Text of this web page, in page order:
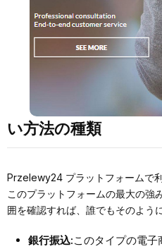
い方法の種類
Przelewy24 プラットフォームで
このプラットフォームの最大の強
囲を確認すれば、誰でもそのよう
銀行振込:このタイプの電